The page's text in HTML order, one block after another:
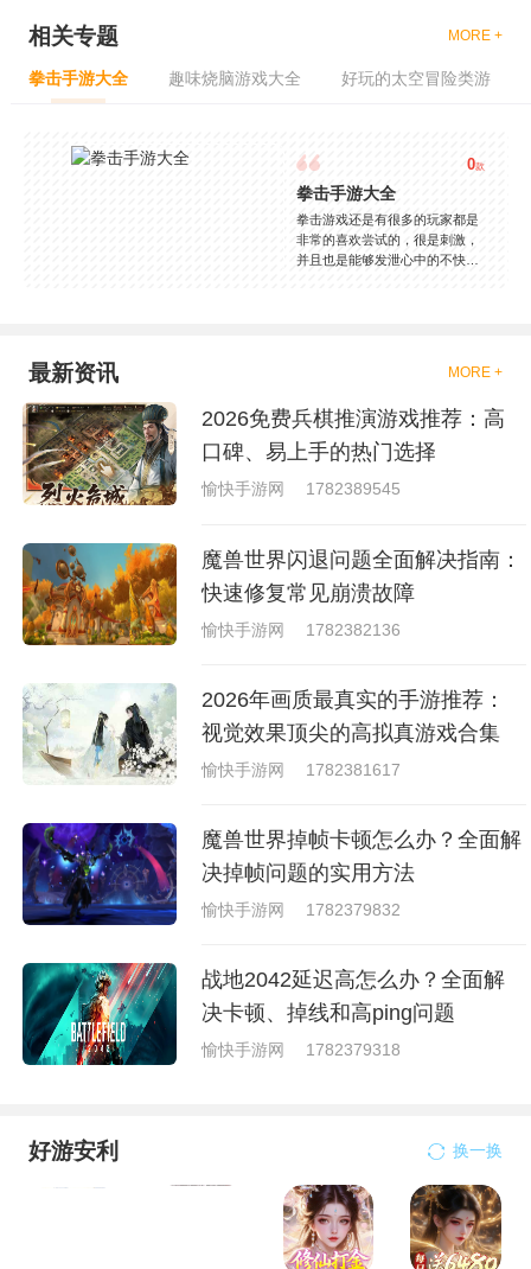
相关专题 MORE +
拳击手游大全 趣味烧脑游戏大全 好玩的太空冒险类游
0款
拳击手游大全
拳击游戏还是有很多的玩家都是
非常的喜欢尝试的，很是刺激，
并且也是能够发泄心中的不快
够去进行体验的，我们也是能够
就是收集了一些有意思的拳击游
戏，相信你们一定会喜欢的。
最新资讯 MORE +
2026免费兵棋推演游戏推荐：高
口碑、易上手的热门选择
愉快手游网 1782389545
魔兽世界闪退问题全面解决指南：
快速修复常见崩溃故障
愉快手游网 1782382136
2026年画质最真实的手游推荐：
视觉效果顶尖的高拟真游戏合集
愉快手游网 1782381617
魔兽世界掉帧卡顿怎么办？全面解
决掉帧问题的实用方法
愉快手游网 1782379832
战地2042延迟高怎么办？全面解
决卡顿、掉线和高ping问题
愉快手游网 1782379318
好游安利 换一换